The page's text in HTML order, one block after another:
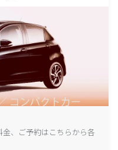
、ご予約はこちらから各